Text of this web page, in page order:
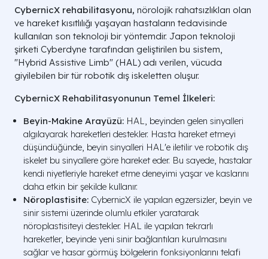
CybernicX rehabilitasyonu, nörolojik rahatsızlıkları olan
ve hareket kısıtlılığı yaşayan hastaların tedavisinde
kullanılan son teknoloji bir yöntemdir. Japon teknoloji
şirketi Cyberdyne tarafından geliştirilen bu sistem,
"Hybrid Assistive Limb" (HAL) adı verilen, vücuda
giyilebilen bir tür robotik dış iskeletten oluşur.
CybernicX Rehabilitasyonunun Temel İlkeleri:
Beyin-Makine Arayüzü: HAL, beyinden gelen sinyalleri
algılayarak hareketleri destekler. Hasta hareket etmeyi
düşündüğünde, beyin sinyalleri HAL'e iletilir ve robotik dış
iskelet bu sinyallere göre hareket eder. Bu sayede, hastalar
kendi niyetleriyle hareket etme deneyimi yaşar ve kaslarını
daha etkin bir şekilde kullanır.
Nöroplastisite: CybernicX ile yapılan egzersizler, beyin ve
sinir sistemi üzerinde olumlu etkiler yaratarak
nöroplastisiteyi destekler. HAL ile yapılan tekrarlı
hareketler, beyinde yeni sinir bağlantıları kurulmasını
sağlar ve hasar görmüş bölgelerin fonksiyonlarını telafi